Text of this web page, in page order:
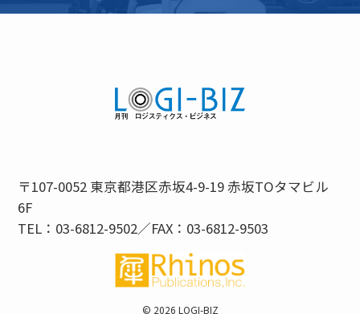
〒107-0052 東京都港区赤坂4-9-19 赤坂TOタマビル
6F
TEL：03-6812-9502／FAX：03-6812-9503
© 2026 LOGI-BIZ